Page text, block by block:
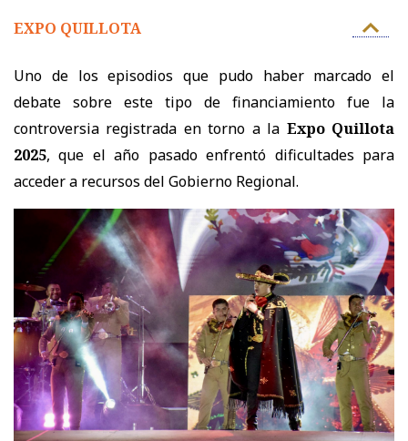
EXPO QUILLOTA
Uno de los episodios que pudo haber marcado el
debate sobre este tipo de financiamiento fue la
controversia registrada en torno a la Expo Quillota
2025, que el año pasado enfrentó dificultades para
acceder a recursos del Gobierno Regional.